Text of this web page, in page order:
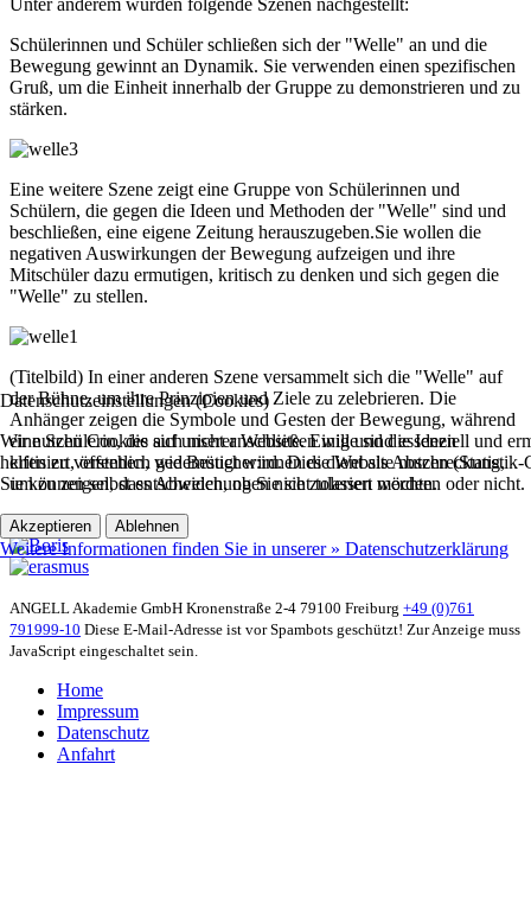
Unter anderem wurden folgende Szenen nachgestellt:
Schülerinnen und Schüler schließen sich der "Welle" an und die
Bewegung gewinnt an Dynamik. Sie verwenden einen spezifischen
Gruß, um die Einheit innerhalb der Gruppe zu demonstrieren und zu
stärken.
Eine weitere Szene zeigt eine Gruppe von Schülerinnen und
Schülern, die gegen die Ideen und Methoden der "Welle" sind und
beschließen, eine eigene Zeitung herauszugeben.Sie wollen die
negativen Auswirkungen der Bewegung aufzeigen und ihre
Mitschüler dazu ermutigen, kritisch zu denken und sich gegen die
"Welle" zu stellen.
(Titelbild) In einer anderen Szene versammelt sich die "Welle" auf
der Bühne, um ihre Prinzipien und Ziele zu zelebrieren. Die
Anhänger zeigen die Symbole und Gesten der Bewegung, während
eine Schülerin, die sich nicht anschließen will und die Ideen
kritisiert, öffentlich gedemütigt wird. Dies dient als Abschreckung,
um zu zeigen, dass Abweichungen nicht toleriert werden.
ANGELL Akademie GmbH Kronenstraße 2-4 79100 Freiburg +49 (0)761
791999-10 Diese E-Mail-Adresse ist vor Spambots geschützt! Zur Anzeige muss
JavaScript eingeschaltet sein.
Home
Impressum
Datenschutz
Anfahrt
Datenschutzeinstellungen (Cookies)
Wir nutzen Cookies auf unserer Website. Einige sind essenziell und
helfen zu verstehen, wie Besucher:innen die Website nutzen
Sie können selbst entscheiden, ob Sie sie zulassen möchten oder nicht.
Akzeptieren Ablehnen
Weitere Informationen finden Sie in unserer » Datenschutzerklärung